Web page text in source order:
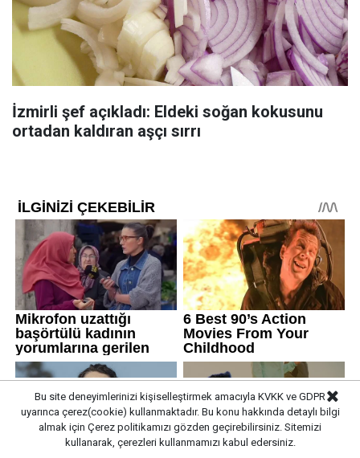
İzmirli şef açıkladı: Eldeki soğan kokusunu
ortadan kaldıran aşçı sırrı
Bu site deneyimlerinizi kişiselleştirmek amacıyla KVKK ve GDPR
uyarınca çerez(cookie) kullanmaktadır. Bu konu hakkında detaylı bilgi
almak için Çerez politikamızı gözden geçirebilirsiniz. Sitemizi
kullanarak, çerezleri kullanmamızı kabul edersiniz.